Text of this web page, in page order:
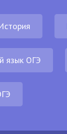
язык ОГЭ